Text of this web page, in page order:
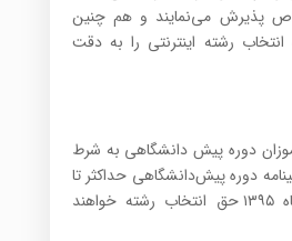
پذیرش می‌نمایند و هم چنین
انتخاب رشته اینترنتی را به دقت
دوره پیش دانشگاهی به شرط
دوره پیش‌دانشگاهی حداکثر تا
پایان شهریور ماه ۱۳۹۵ حق انتخاب رشته خواهند